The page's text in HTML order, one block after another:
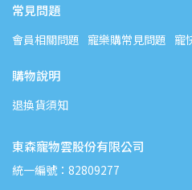
常見問題
會員相關問題 寵樂購常見問題 寵
購物說明
退換貨須知
東森寵物雲股份有限公司
統一編號：82809277